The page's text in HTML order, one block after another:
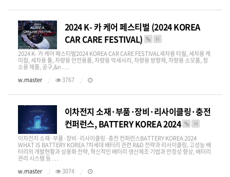
2024 K- 카 케어 페스티벌 (2024 KOREA
CAR CARE FESTIVAL)
H
2024 K- 카 케어 페스티벌2024 KOREA CAR CARE FESTIVAL세차용 타월, 세차용 케
미컬, 세차용 툴, 차량용 안전용품, 차량용 악세사리, 차량용 방향제, 차량용 소모품, 청
소용 제품, 공구,&n . . .
w.master
3767
이차전지 소재·부품·장비·리사이클링·충전
컨퍼런스, BATTERY KOREA 2024
H
이차전지 소재·부품·장비·리사이클링·충전 컨퍼런스BATTERY KOREA 2024​
WHAT IS BATTERY KOREA ?차세대 배터리 관련 R&D 전략과 리사이클링, 고성능 배
터리의 개발현황과 상용화 전략, 혁신적인 배터리 생산제조 기법과 안정성 향상, 배터리
관리 시스템 등 . . .
w.master
3074